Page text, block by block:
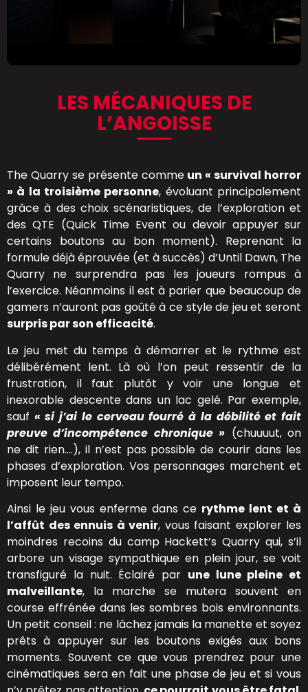
LES MÉCANIQUES DE
L’ANGOISSE
The Quarry se présente comme un « survival horror
» à la troisième personne, évoluant principalement
grâce à des choix scénaristiques, de l’exploration et
des QTE (Quick Time Event ou devoir appuyer sur
certains boutons au bon moment). Reprenant la
formule déjà éprouvée (et à succès) d’Until Dawn, The
Quarry ne surprendra pas les joueurs rompus à
l’exercice. Néanmoins il est à parier que beaucoup de
gamers n’auront pas goûté à ce style de jeu et seront
surpris par son efficacité.
Le jeu met du temps à démarrer et le rythme est
délibérément lent. Là où l’on peut ressentir de la
frustration, il faut plutôt y voir une longue et
inexorable descente dans un lac gelé. Par exemple,
sauf « si j’ai le cerveau fourré à la débilité et fait
preuve d’incompétence chronique » (chuuuut, on
ne dit rien….), il n’est pas possible de courir dans les
phases d’exploration. Vos personnages marchent et
imposent leur tempo.
Ainsi le jeu vous enferme dans ce rythme lent et à
l’affût des ennuis à venir, vous faisant explorer les
moindres recoins du camp Hackett’s Quarry qui, s’il
arbore un visage sympathique en plein jour, se voit
transfiguré la nuit. Éclairé par une lune pleine et
malveillante, la marche se mutera souvent en
course effrénée dans les sombres bois environnants.
Un petit conseil : ne lâchez jamais la manette et soyez
prêts à appuyer sur les boutons exigés aux bons
moments. Souvent ce que vous prendrez pour une
cinématiques sera en fait une phase de jeu et si vous